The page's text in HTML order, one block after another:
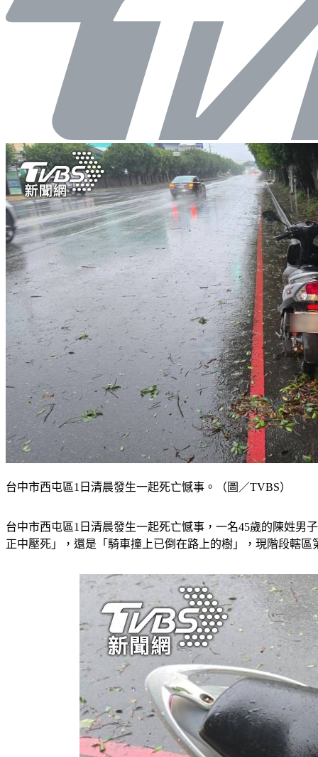
台中市西屯區1日清晨發生一起死亡憾事。（圖／TVBS）
台中市西屯區1日清晨發生一起死亡憾事，一名45歲的陳姓男
正中壓死」，還是「騎車撞上已倒在路上的樹」，現階段轄